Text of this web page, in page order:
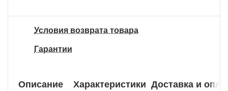
Условия возврата товара
Гарантии
Описание Характеристики Доставка и